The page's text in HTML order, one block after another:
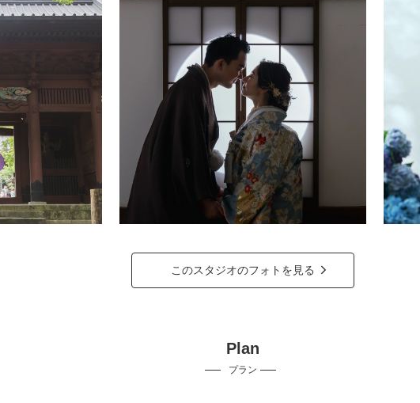
このスタジオのフォトを見る
Plan
プラン